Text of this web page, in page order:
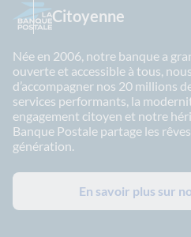
Citoyenne
Née en 2006, notre banque a
ouverte et accessible à tous,
d’accompagner nos 20 millions
services performants, la
engagement citoyen et notre
Banque Postale partage les
génération.
En savoir plus sur